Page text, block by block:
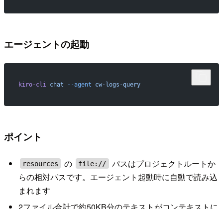
エージェントの起動
kiro-cli chat --agent cw-logs-query
ポイント
resources の file://
パスはプロジェクトルートか
らの相対パスです。エージェント起動時に自動で読み込
まれます